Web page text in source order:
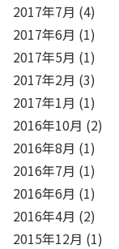
2017年7月 (4)
2017年6月 (1)
2017年5月 (1)
2017年2月 (3)
2017年1月 (1)
2016年10月 (2)
2016年8月 (1)
2016年7月 (1)
2016年6月 (1)
2016年4月 (2)
2015年12月 (1)